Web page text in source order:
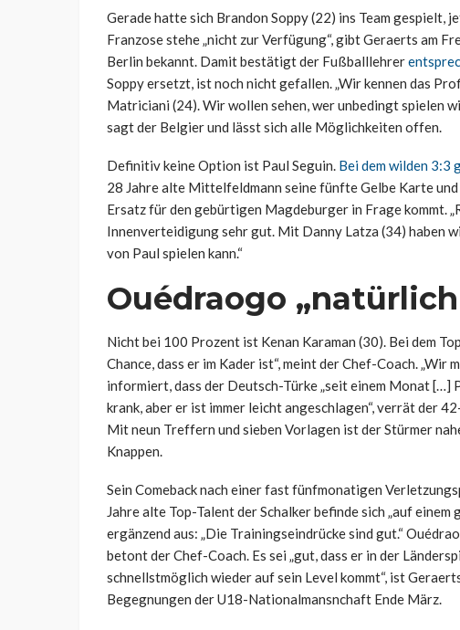
Gerade hatte sich Brandon Soppy (22) ins Team
Franzose stehe „nicht zur Verfügung“, gibt Geraerts am
Berlin bekannt. Damit bestätigt der Fußballlehrer
Soppy ersetzt, ist noch nicht gefallen. „Wir kennen das
Matriciani (24). Wir wollen sehen, wer unbedingt spielen
sagt der Belgier und lässt sich alle Möglichkeiten offen.
Definitiv keine Option ist Paul Seguin. Bei dem wilden 3:3
28 Jahre alte Mittelfeldmann seine fünfte Gelbe Karte
Ersatz für den gebürtigen Magdeburger in Frage kommt.
Innenverteidigung sehr gut. Mit Danny Latza (34) haben
von Paul spielen kann.“
Ouédraogo
Nicht bei 100 Prozent ist Kenan Karaman (30). Bei dem
Chance, dass er im Kader ist“, meint der Chef-Coach. „Wir
informiert, dass der Deutsch-Türke „seit einem Monat […]
krank, aber er ist immer leicht angeschlagen“, verrät der
Mit neun Treffern und sieben Vorlagen ist der Stürmer
Knappen.
Sein Comeback nach einer fast fünfmonatigen
Jahre alte Top-Talent der Schalker befinde sich „auf
ergänzend aus: „Die Trainingseindrücke sind gut.“
betont der Chef-Coach. Es sei „gut, dass er in der
schnellstmöglich wieder auf sein Level kommt“, ist
Begegnungen der U18-Nationalmansnchaft Ende März.